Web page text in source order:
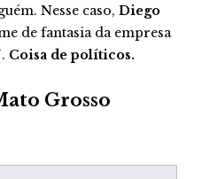
Nesse caso, Diego
de fantasia da empresa
Coisa de políticos.
Grosso